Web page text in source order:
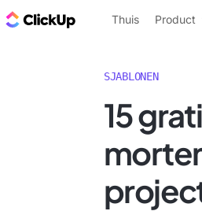
ClickUp Blog
Thuis Product
SJABLONEN
15